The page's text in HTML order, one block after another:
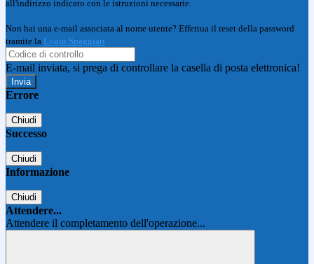
all'indirizzo indicato con le istruzioni necessarie.
Non hai una e-mail associata al nome utente? Effettua il reset della password
tramite la Login Spaggiari
E-mail inviata, si prega di controllare la casella di posta elettronica!
Errore
Chiudi
Successo
Chiudi
Informazione
Chiudi
Attendere...
Attendere il completamento dell'operazione...